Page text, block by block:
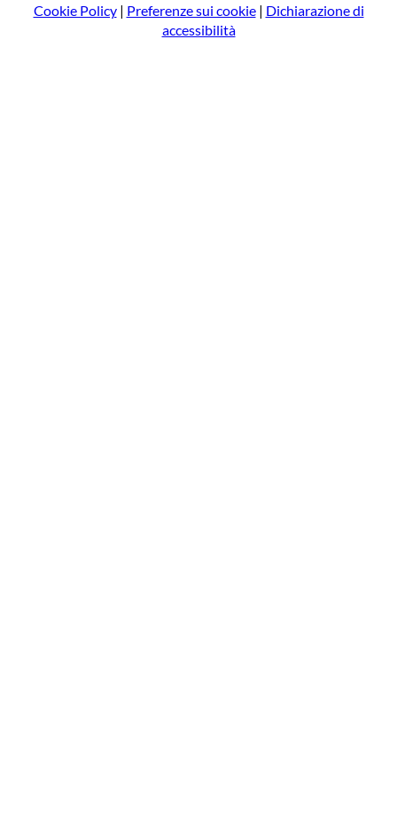
Cookie Policy| Preferenze sui cookie| Dichiarazione di
accessibilità